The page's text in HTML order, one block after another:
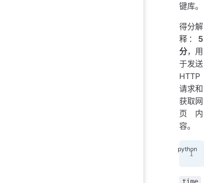
键库。
得分解
释： 5
分，用
于发送
HTTP
请求和
获取网
页内
容。